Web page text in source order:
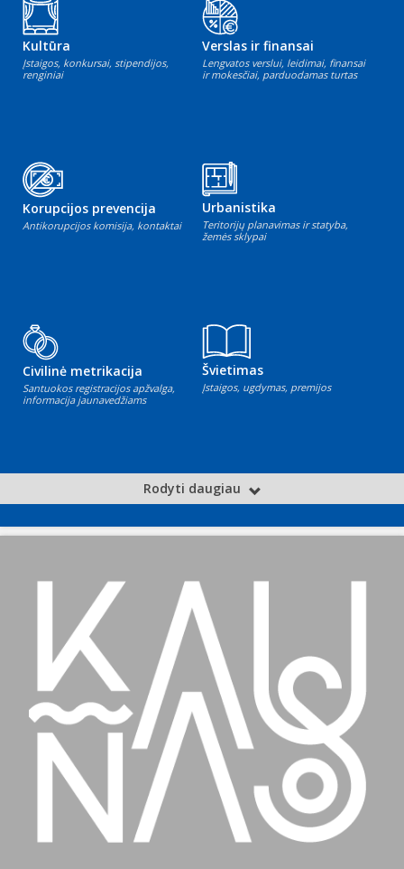
Kultūra
Įstaigos, konkursai, stipendijos,
renginiai
Verslas ir finansai
Lengvatos verslui, leidimai, finansai
ir mokesčiai, parduodamas turtas
Korupcijos prevencija
Antikorupcijos komisija, kontaktai
Urbanistika
Teritorijų planavimas ir statyba,
žemės sklypai
Civilinė metrikacija
Santuokos registracijos apžvalga,
informacija jaunavedžiams
Švietimas
Įstaigos, ugdymas, premijos
Rodyti daugiau